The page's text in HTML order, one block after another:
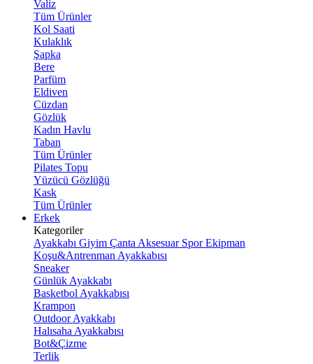
Valiz
Tüm Ürünler
Kol Saati
Kulaklık
Şapka
Bere
Parfüm
Eldiven
Cüzdan
Gözlük
Kadın Havlu
Taban
Tüm Ürünler
Pilates Topu
Yüzücü Gözlüğü
Kask
Tüm Ürünler
Erkek
Kategoriler
Ayakkabı Giyim Çanta Aksesuar Spor Ekipman
Koşu&Antrenman Ayakkabısı
Sneaker
Günlük Ayakkabı
Basketbol Ayakkabısı
Krampon
Outdoor Ayakkabı
Halısaha Ayakkabısı
Bot&Çizme
Terlik